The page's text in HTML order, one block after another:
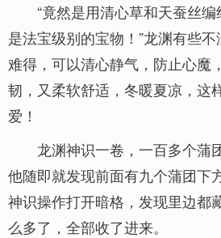
“竟然是用清心草和天蚕丝
是法宝级别的宝物！”龙渊有些
难得，可以清心静气，防止心魔
韧，又柔软舒适，冬暖夏凉，这
爱！
龙渊神识一卷，一百多个蒲
他随即就发现前面有九个蒲团下
神识操作打开暗格，发现里边都
么多了，全部收了进来。